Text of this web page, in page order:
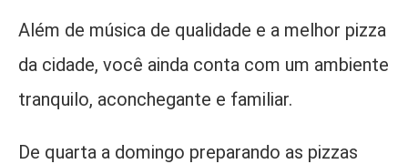
Além de música de qualidade e a melhor pizza
da cidade, você ainda conta com um ambiente
tranquilo, aconchegante e familiar.
De quarta a domingo preparando as pizzas